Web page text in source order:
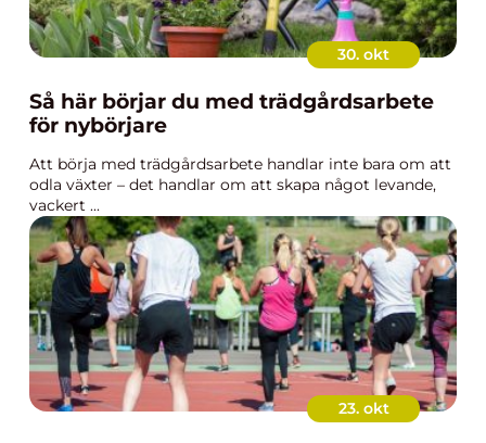
30. okt
Så här börjar du med trädgårdsarbete
för nybörjare
Att börja med trädgårdsarbete handlar inte bara om att
odla växter – det handlar om att skapa något levande,
vackert ...
23. okt